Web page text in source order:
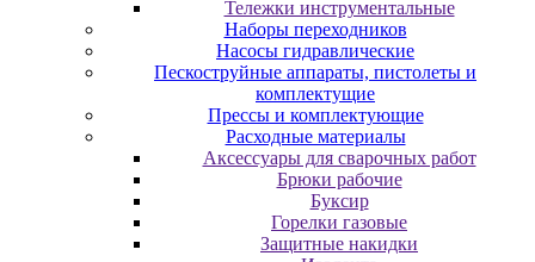
Тележки инструментальные
Наборы переходников
Насосы гидравлические
Пескоструйные аппараты, пистолеты и
комплектущие
Прессы и комплектующие
Расходные материалы
Аксессуары для сварочных работ
Брюки рабочие
Буксир
Горелки газовые
Защитные накидки